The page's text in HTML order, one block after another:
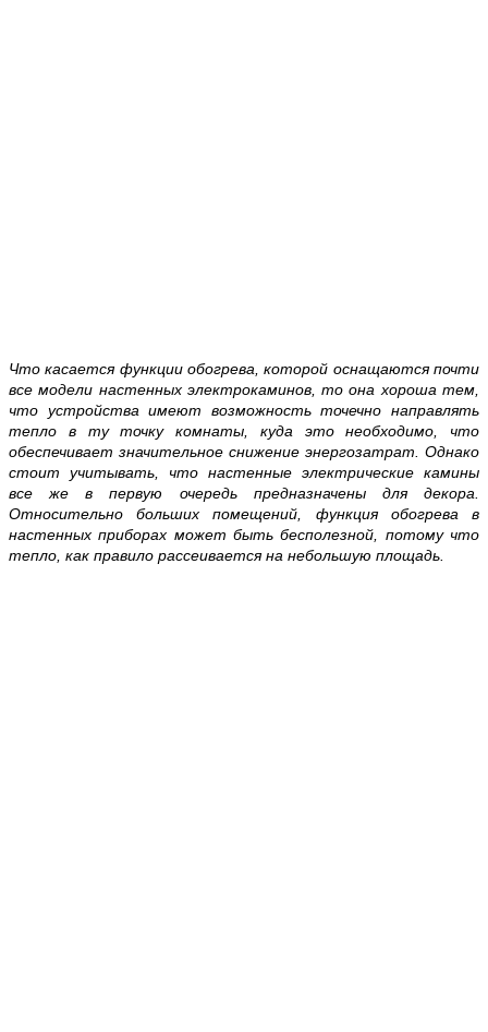
Что касается функции обогрева, которой оснащаются почти
все модели настенных электрокаминов, то она хороша тем,
что устройства имеют возможность точечно направлять
тепло в ту точку комнаты, куда это необходимо, что
обеспечивает значительное снижение энергозатрат. Однако
стоит учитывать, что настенные электрические камины
все же в первую очередь предназначены для декора.
Относительно больших помещений, функция обогрева в
настенных приборах может быть бесполезной, потому что
тепло, как правило рассеивается на небольшую площадь.